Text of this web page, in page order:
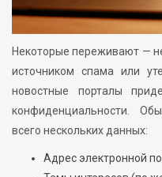
Некоторые переживают —
источником спама или
новостные порталы
конфиденциальности.
всего нескольких данных:
Адрес электронной